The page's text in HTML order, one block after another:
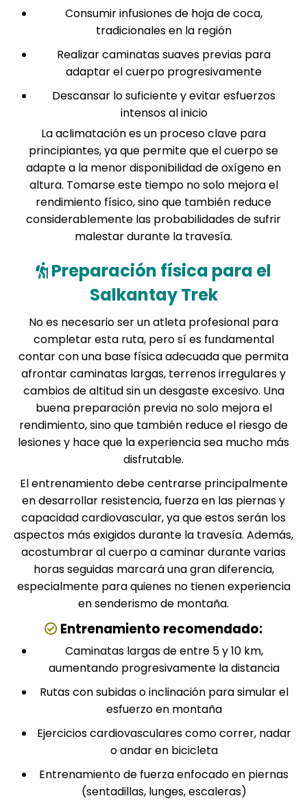
Consumir infusiones de hoja de coca,
tradicionales en la región
Realizar caminatas suaves previas para
adaptar el cuerpo progresivamente
Descansar lo suficiente y evitar esfuerzos
intensos al inicio
La aclimatación es un proceso clave para
principiantes, ya que permite que el cuerpo se
adapte a la menor disponibilidad de oxígeno en
altura. Tomarse este tiempo no solo mejora el
rendimiento físico, sino que también reduce
considerablemente las probabilidades de sufrir
malestar durante la travesía.
Preparación física para el
Salkantay Trek
No es necesario ser un atleta profesional para
completar esta ruta, pero sí es fundamental
contar con una base física adecuada que permita
afrontar caminatas largas, terrenos irregulares y
cambios de altitud sin un desgaste excesivo. Una
buena preparación previa no solo mejora el
rendimiento, sino que también reduce el riesgo de
lesiones y hace que la experiencia sea mucho más
disfrutable.
El entrenamiento debe centrarse principalmente
en desarrollar resistencia, fuerza en las piernas y
capacidad cardiovascular, ya que estos serán los
aspectos más exigidos durante la travesía. Además,
acostumbrar al cuerpo a caminar durante varias
horas seguidas marcará una gran diferencia,
especialmente para quienes no tienen experiencia
en senderismo de montaña.
Entrenamiento recomendado:
Caminatas largas de entre 5 y 10 km,
aumentando progresivamente la distancia
Rutas con subidas o inclinación para simular el
esfuerzo en montaña
Ejercicios cardiovasculares como correr, nadar
o andar en bicicleta
Entrenamiento de fuerza enfocado en piernas
(sentadillas, lunges, escaleras)